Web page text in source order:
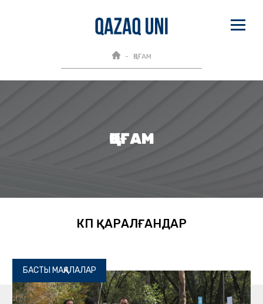
ҚОҒАМ
ҚОҒАМ
КӨП ҚАРАЛҒАНДАР
БАСТЫ МАҚАЛАЛАР